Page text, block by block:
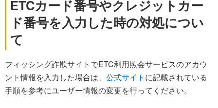
ETCカード番号やクレジットカー
ド番号を入力した時の対処につい
て
フィッシング詐欺サイトでETC利用照会サービスのアカウ
ント情報を入力した場合は、 公式サイト に記載されている
手順を参考にユーザー情報の変更を行ってください。